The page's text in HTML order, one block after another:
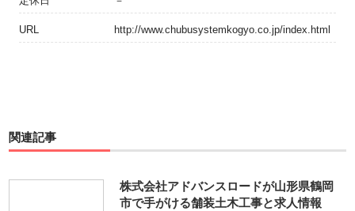
URL http://www.chubusystemkogyo.co.jp/index.html
関連記事
株式会社アドバンスロードが山形県鶴岡
市で手がける舗装土木工事と求人情報